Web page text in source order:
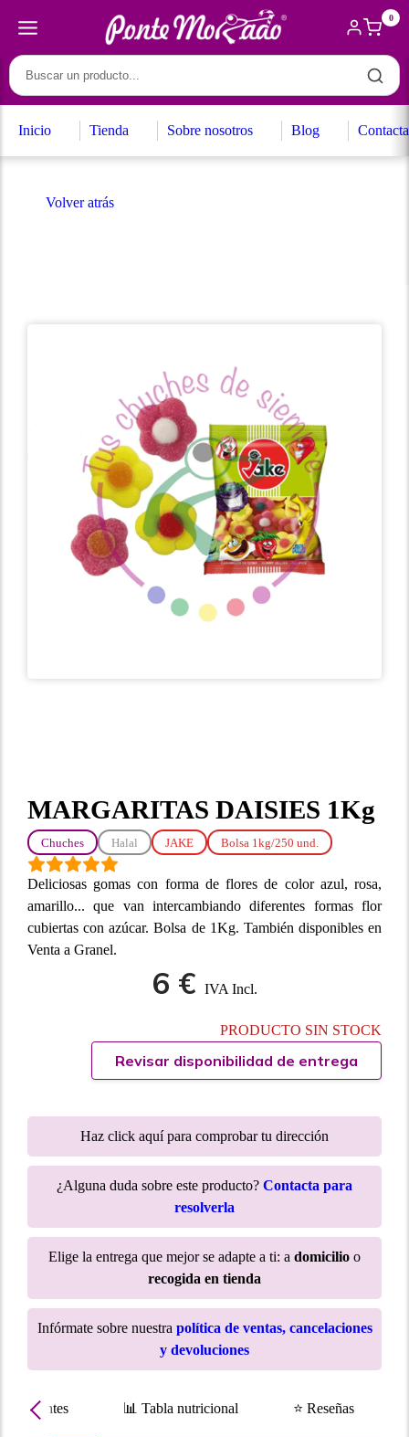
0
Inicio Tienda Sobre nosotros Blog
Volver atrás
MARGARITAS DAISIES 1Kg
Chuches Halal JAKE Bolsa 1kg/250 und.
Deliciosas gomas con forma de flores de color azul, rosa,
amarillo... que van intercambiando diferentes formas flor
cubiertas con azúcar. Bolsa de 1Kg. También disponibles en
Venta a Granel.
6 € IVA Incl.
PRODUCTO SIN STOCK
Revisar disponibilidad de entrega
Haz click aquí para comprobar tu dirección
¿Alguna duda sobre este producto? Contacta para
resolverla
Elige la entrega que mejor se adapte a ti: a domicilio o
recogida en tienda
Infórmate sobre nuestra política de ventas, cancelaciones
y devoluciones
📊 Tabla nutricional ⭐ Reseñas